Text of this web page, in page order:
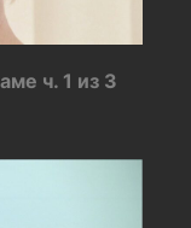
ч. 1 из 3